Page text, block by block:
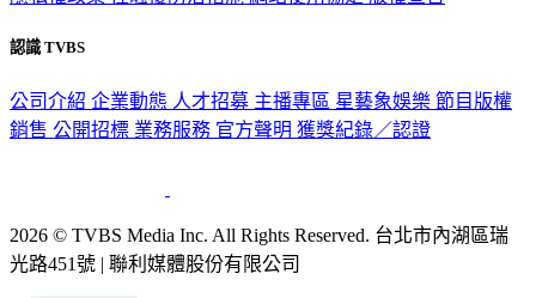
認識 TVBS
公司介紹 企業動態 人才招募 主播專區 星藝象娛樂 節目版權
銷售 公開招標 業務服務 官方聲明 獲獎紀錄／認證
2026 © TVBS Media Inc. All Rights Reserved. 台北市內湖區瑞
光路451號 | 聯利媒體股份有限公司